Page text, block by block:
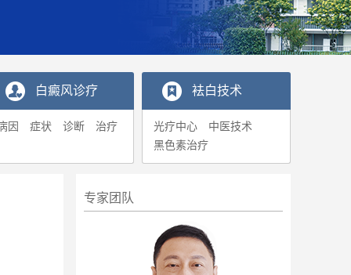
白癜风诊疗
因 症状 诊断 治疗
袪白技术
光疗中心
中医技术
黑色素治疗
专家团队